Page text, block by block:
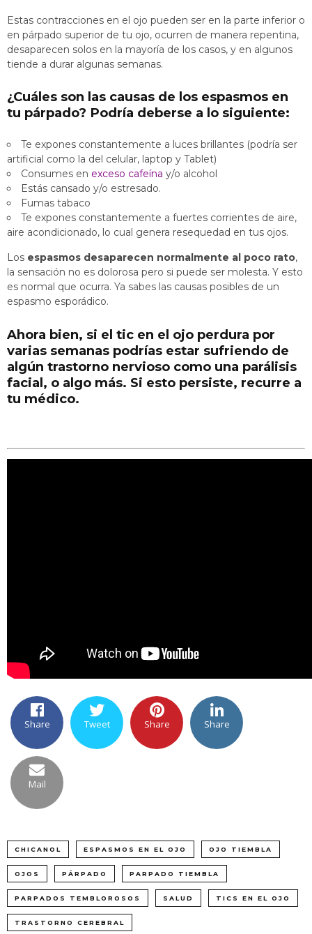
Estas contracciones en el ojo pueden ser en la parte inferior o
en párpado superior de tu ojo, ocurren de manera repentina,
desaparecen solos en la mayoría de los casos, y en algunos
tiende a durar algunas semanas.
¿Cuáles son las causas de los espasmos en
tu párpado? Podría deberse a lo siguiente:
Te expones constantemente a luces brillantes (podría ser
artificial como la del celular, laptop y Tablet)
Consumes en exceso cafeína y/o alcohol
Estás cansado y/o estresado.
Fumas tabaco
Te expones constantemente a fuertes corrientes de aire,
aire acondicionado, lo cual genera resequedad en tus ojos.
Los espasmos desaparecen normalmente al poco rato,
la sensación no es dolorosa pero si puede ser molesta. Y esto
es normal que ocurra. Ya sabes las causas posibles de un
espasmo esporádico.
Ahora bien, si el tic en el ojo perdura por
varias semanas podrías estar sufriendo de
algún trastorno nervioso como una parálisis
facial, o algo más. Si esto persiste, recurre a
tu médico.
Share Tweet Share Share
Mail
CHICANOL ESPASMOS EN EL OJO OJO TIEMBLA
OJOS PÁRPADO PARPADO TIEMBLA
PARPADOS TEMBLOROSOS SALUD TICS EN EL OJO
TRASTORNO CEREBRAL